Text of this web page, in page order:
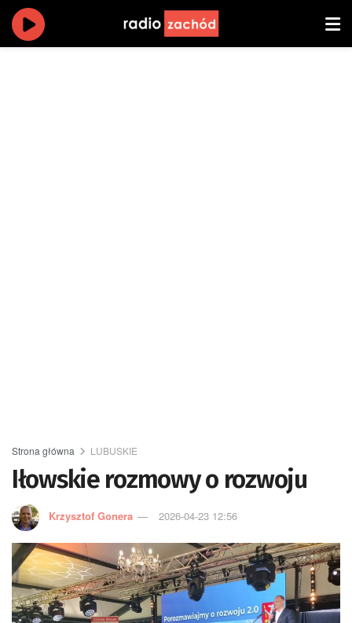
Strona główna LUBUSKIE
Iłowskie rozmowy o rozwoju
Krzysztof Gonera 2026-04-23 12:56